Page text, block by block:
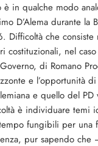
in qualche modo
D’Alema durante la
Difficoltà che
nel
di Romano
e l’opportunità
e quello del PD
è individuare
fungibili per una
pur sapendo